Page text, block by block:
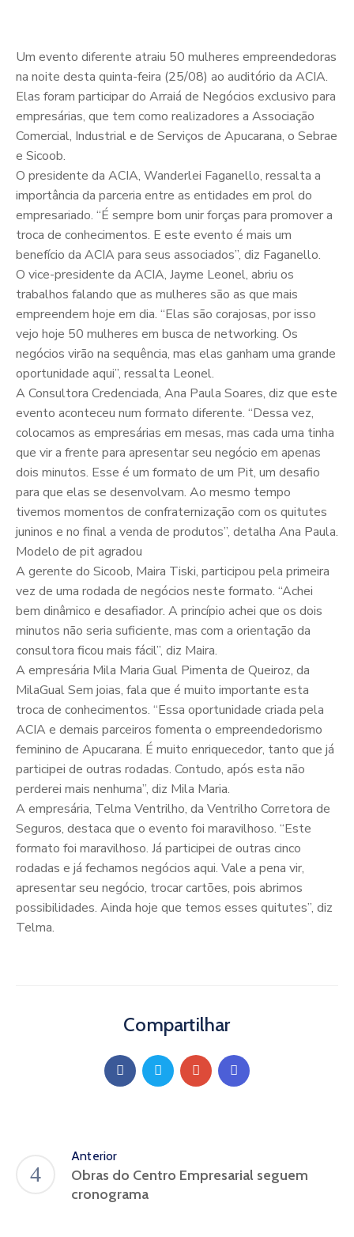
Um evento diferente atraiu 50 mulheres empreendedoras
na noite desta quinta-feira (25/08) ao auditório da ACIA.
Elas foram participar do Arraiá de Negócios exclusivo para
empresárias, que tem como realizadores a Associação
Comercial, Industrial e de Serviços de Apucarana, o Sebrae
e Sicoob.
O presidente da ACIA, Wanderlei Faganello, ressalta a
importância da parceria entre as entidades em prol do
empresariado. “É sempre bom unir forças para promover a
troca de conhecimentos. E este evento é mais um
benefício da ACIA para seus associados”, diz Faganello.
O vice-presidente da ACIA, Jayme Leonel, abriu os
trabalhos falando que as mulheres são as que mais
empreendem hoje em dia. “Elas são corajosas, por isso
vejo hoje 50 mulheres em busca de networking. Os
negócios virão na sequência, mas elas ganham uma grande
oportunidade aqui”, ressalta Leonel.
A Consultora Credenciada, Ana Paula Soares, diz que este
evento aconteceu num formato diferente. “Dessa vez,
colocamos as empresárias em mesas, mas cada uma tinha
que vir a frente para apresentar seu negócio em apenas
dois minutos. Esse é um formato de um Pit, um desafio
para que elas se desenvolvam. Ao mesmo tempo
tivemos momentos de confraternização com os quitutes
juninos e no final a venda de produtos”, detalha Ana Paula.
Modelo de pit agradou
A gerente do Sicoob, Maira Tiski, participou pela primeira
vez de uma rodada de negócios neste formato. “Achei
bem dinâmico e desafiador. A princípio achei que os dois
minutos não seria suficiente, mas com a orientação da
consultora ficou mais fácil”, diz Maira.
A empresária Mila Maria Gual Pimenta de Queiroz, da
MilaGual Sem joias, fala que é muito importante esta
troca de conhecimentos. “Essa oportunidade criada pela
ACIA e demais parceiros fomenta o empreendedorismo
feminino de Apucarana. É muito enriquecedor, tanto que já
participei de outras rodadas. Contudo, após esta não
perderei mais nenhuma”, diz Mila Maria.
A empresária, Telma Ventrilho, da Ventrilho Corretora de
Seguros, destaca que o evento foi maravilhoso. “Este
formato foi maravilhoso. Já participei de outras cinco
rodadas e já fechamos negócios aqui. Vale a pena vir,
apresentar seu negócio, trocar cartões, pois abrimos
possibilidades. Ainda hoje que temos esses quitutes”, diz
Telma.
Compartilhar
Anterior
Obras do Centro Empresarial seguem
cronograma